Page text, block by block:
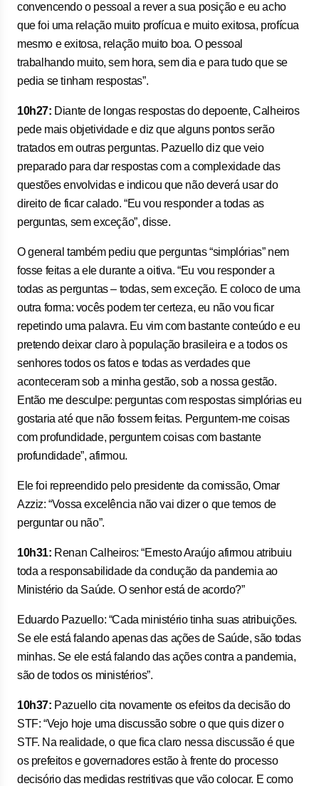
convencendo o pessoal a rever a sua posição e eu acho
que foi uma relação muito profícua e muito exitosa, profícua
mesmo e exitosa, relação muito boa. O pessoal
trabalhando muito, sem hora, sem dia e para tudo que se
pedia se tinham respostas”.
10h27: Diante de longas respostas do depoente, Calheiros
pede mais objetividade e diz que alguns pontos serão
tratados em outras perguntas. Pazuello diz que veio
preparado para dar respostas com a complexidade das
questões envolvidas e indicou que não deverá usar do
direito de ficar calado. “Eu vou responder a todas as
perguntas, sem exceção”, disse.
O general também pediu que perguntas “simplórias” nem
fosse feitas a ele durante a oitiva. “Eu vou responder a
todas as perguntas – todas, sem exceção. E coloco de uma
outra forma: vocês podem ter certeza, eu não vou ficar
repetindo uma palavra. Eu vim com bastante conteúdo e eu
pretendo deixar claro à população brasileira e a todos os
senhores todos os fatos e todas as verdades que
aconteceram sob a minha gestão, sob a nossa gestão.
Então me desculpe: perguntas com respostas simplórias eu
gostaria até que não fossem feitas. Perguntem-me coisas
com profundidade, perguntem coisas com bastante
profundidade”, afirmou.
Ele foi repreendido pelo presidente da comissão, Omar
Azziz: “Vossa excelência não vai dizer o que temos de
perguntar ou não”.
10h31: Renan Calheiros: “Ernesto Araújo afirmou atribuiu
toda a responsabilidade da condução da pandemia ao
Ministério da Saúde. O senhor está de acordo?”
Eduardo Pazuello: “Cada ministério tinha suas atribuições.
Se ele está falando apenas das ações de Saúde, são todas
minhas. Se ele está falando das ações contra a pandemia,
são de todos os ministérios”.
10h37: Pazuello cita novamente os efeitos da decisão do
STF: “Vejo hoje uma discussão sobre o que quis dizer o
STF. Na realidade, o que fica claro nessa discussão é que
os prefeitos e governadores estão à frente do processo
decisório das medidas restritivas que vão colocar. E como